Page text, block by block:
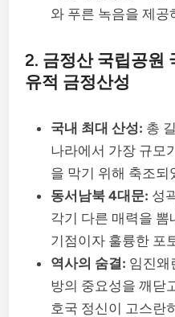
와 푸른 녹음을 제공
2. 금정산 국립공원
유적 금정산성
국내 최대 산성: 총
나라에서 가장 규모
을 막기 위해 축조되
동서남북 4대문: 성
각기 다른 매력을 뽐
기점이자 훌륭한 포
역사의 숨결: 임진왜
방의 중요성을 깨닫
호국 정신이 고스란